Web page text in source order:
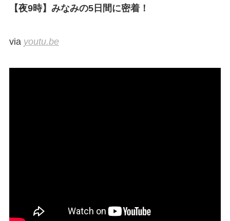
【夜9時】みなみの5日間に密着！
via youtu.be